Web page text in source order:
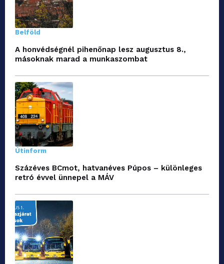
Belföld
A honvédségnél pihenőnap lesz augusztus 8.,
másoknak marad a munkaszombat
Útinform
Százéves BCmot, hatvanéves Púpos – különleges
retró évvel ünnepel a MÁV